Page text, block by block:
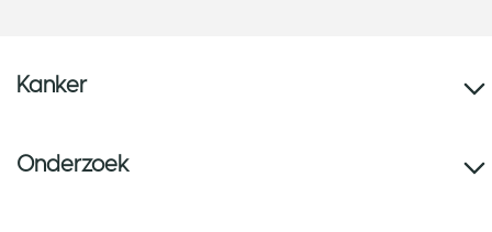
Kanker
Onderzoek